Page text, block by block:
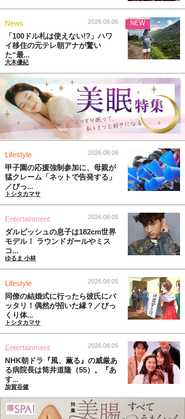
News 2026.08.06
「100ドル札は使えない!?」ハワ
イ移住の元テレ朝アナが驚い
た“最...
大木優紀
NEW
Lifestyle 2026.08.06
甲子園の応援強制参加に、母親が
猛クレーム「ネットで告発する」
／びっ...
トシタカマサ
Entertainment 2026.08.05
ダルビッシュの息子は182cm世界
モデル！ ラウンドガールやミス
コ...
ゆるま 小林
Lifestyle 2026.08.05
同僚の結婚式に行ったら彼氏にバ
ッタリ！偶然が招いた縁？／びっ
くり体...
トシタカマサ
Entertainment 2026.08.05
NHK朝ドラ『風、薫る』の威厳あ
る病院長は筒井道隆（55）。『あ
す...
加賀谷健